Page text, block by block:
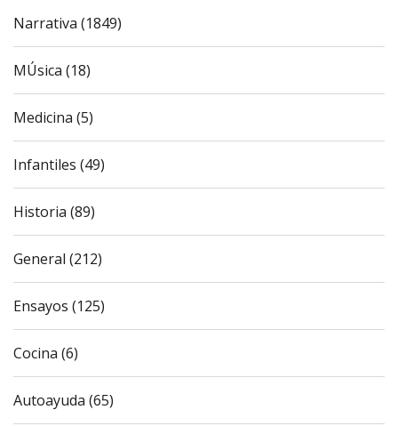
Narrativa (1849)
MÚsica (18)
Medicina (5)
Infantiles (49)
Historia (89)
General (212)
Ensayos (125)
Cocina (6)
Autoayuda (65)